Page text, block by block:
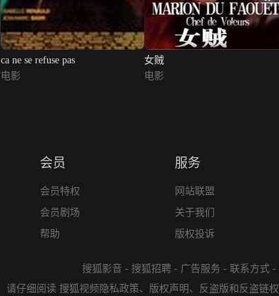
ca ne se refuse pas
电影
女贼
电影
会员
会员特权
会员剧场
帮助
服务
网站联盟
关于我们
版权投诉
搜狐影音 - 搜狐招聘 - 广告服务 - 联系方式 -
请仔细阅读 搜狐视频隐私政策、 版权声明 、 反盗版和反盗链